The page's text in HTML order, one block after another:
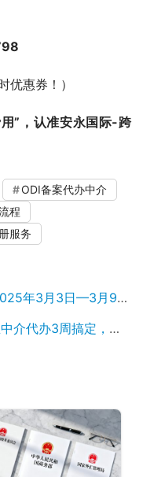
优惠券！）
”，认准安永国际-跨
ODI备案代办中介
程
服务
年3月3日—3月9日）
搞定，超98%企业推荐！